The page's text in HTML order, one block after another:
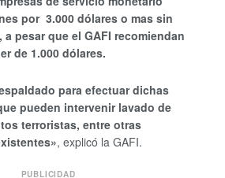
por 3.000 dólares o mas sin
pesar que el GAFI recomiendan
de 1.000 dólares.
para efectuar dichas
pueden intervenir lavado de
terroristas, entre otras
, explicó la GAFI.
PUBLICIDAD